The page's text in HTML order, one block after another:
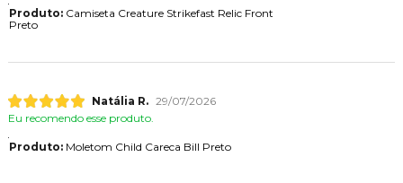
Produto:Camiseta Creature Strikefast Relic Front
Preto
Natália R. 29/07/2026
Eu recomendo esse produto.
Produto:Moletom Child Careca Bill Preto